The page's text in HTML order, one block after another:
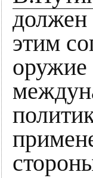
должен
этим
оружие